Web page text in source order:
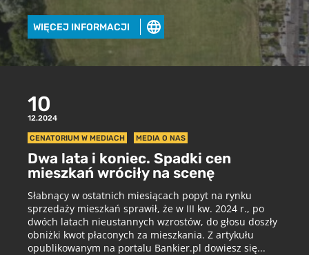
WIĘCEJ INFORMACJI
10
12.2024
CENATORIUM W MEDIACH MEDIA O NAS
Dwa lata i koniec. Spadki cen
mieszkań wróciły na scenę
Słabnący w ostatnich miesiącach popyt na rynku
sprzedaży mieszkań sprawił, że w III kw. 2024 r., po
dwóch latach nieustannych wzrostów, do głosu doszły
obniżki kwot płaconych za mieszkania. Z artykułu
opublikowanym na portalu Bankier.pl dowiesz się...
Pobierz raport
aby pobrać raport podaj swój adres
email
Chcę otrzymywać treści o charakterze marketingowym drogą e-
mail od Cenatorium Sp. z o.o. z siedzibą w Warszawie. Mam
świadomość, że mogę zrezygnować z subskrypcji w każdej chwili.
wPolityce prywatności.